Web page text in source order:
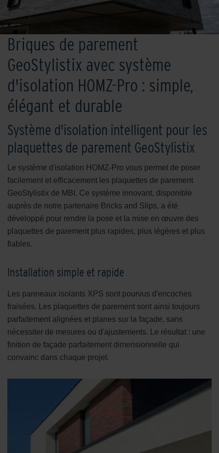
Briques de parement
GeoStylistix avec système
d'isolation HOMZ-Pro : simple,
élégant et durable
Système d'isolation intelligent pour les
plaquettes de parement GeoStylistix
Le système d'isolation HOMZ-Pro vous permet de poser
facilement et efficacement les plaquettes de parement
GeoStylistix de MBI. Ce système innovant, disponible
auprès de notre partenaire Bricks and Slips, a été
développé pour rendre la pose et la mise en œuvre des
plaquettes de parement plus rapides, plus légères et plus
fiables.
Installation simple et rapide
Les panneaux isolants XPS sont pourvus d'encoches
fraisées. Les plaquettes de parement sont ainsi toujours
parfaitement alignées et planes sur la façade, sans
nécessiter de mesures ou d'ajustements. Le résultat : une
finition de façade parfaitement dimensionnelle qui
convainc dans chaque projet.